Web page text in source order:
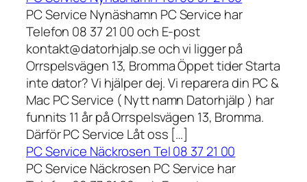
PC Service Nynäshamn PC Service har
Telefon 08 37 21 00 och E-post
kontakt@datorhjalp.se och vi ligger på
Orrspelsvägen 13, Bromma Öppet tider Starta
inte dator? Vi hjälper dej. Vi reparera din PC &
Mac PC Service ( Nytt namn Datorhjälp ) har
funnits 11 år på Orrspelsvägen 13, Bromma.
Därför PC Service Låt oss […]
PC Service Näckrosen Tel 08 37 21 00
PC Service Näckrosen PC Service har